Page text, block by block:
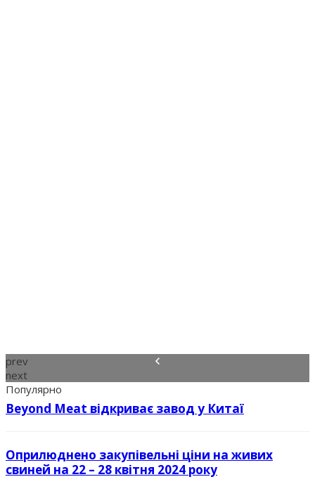
prev
next
Популярно
Beyond Meat відкриває завод у Китаї
Оприлюднено закупівельні ціни на живих
свиней на 22 – 28 квітня 2024 року